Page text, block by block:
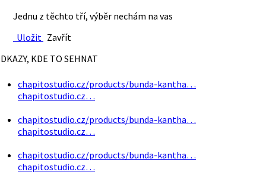
Jednu z těchto tří, výběr nechám na vas
Uložit Zavřít
KDE TO SEHNAT
chapitostudio.cz/products/bunda-kantha…
chapitostudio.cz…
chapitostudio.cz/products/bunda-kantha…
chapitostudio.cz…
chapitostudio.cz/products/bunda-kantha…
chapitostudio.cz…